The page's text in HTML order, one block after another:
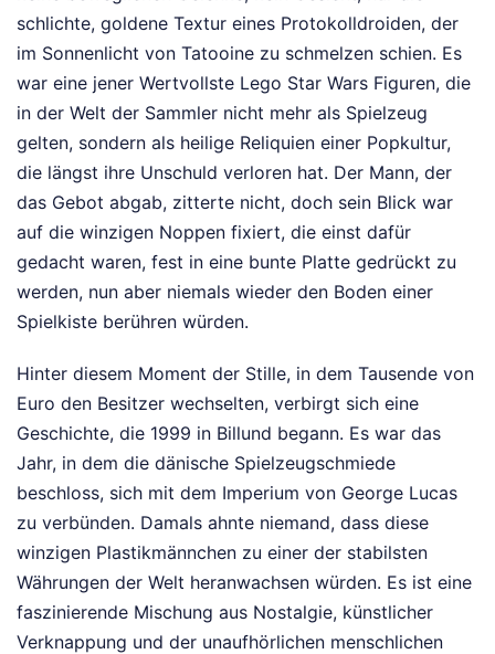
schlichte, goldene Textur eines Protokolldroiden, der
im Sonnenlicht von Tatooine zu schmelzen schien. Es
war eine jener Wertvollste Lego Star Wars Figuren, die
in der Welt der Sammler nicht mehr als Spielzeug
gelten, sondern als heilige Reliquien einer Popkultur,
die längst ihre Unschuld verloren hat. Der Mann, der
das Gebot abgab, zitterte nicht, doch sein Blick war
auf die winzigen Noppen fixiert, die einst dafür
gedacht waren, fest in eine bunte Platte gedrückt zu
werden, nun aber niemals wieder den Boden einer
Spielkiste berühren würden.
Hinter diesem Moment der Stille, in dem Tausende von
Euro den Besitzer wechselten, verbirgt sich eine
Geschichte, die 1999 in Billund begann. Es war das
Jahr, in dem die dänische Spielzeugschmiede
beschloss, sich mit dem Imperium von George Lucas
zu verbünden. Damals ahnte niemand, dass diese
winzigen Plastikmännchen zu einer der stabilsten
Währungen der Welt heranwachsen würden. Es ist eine
faszinierende Mischung aus Nostalgie, künstlicher
Verknappung und der unaufhörlichen menschlichen